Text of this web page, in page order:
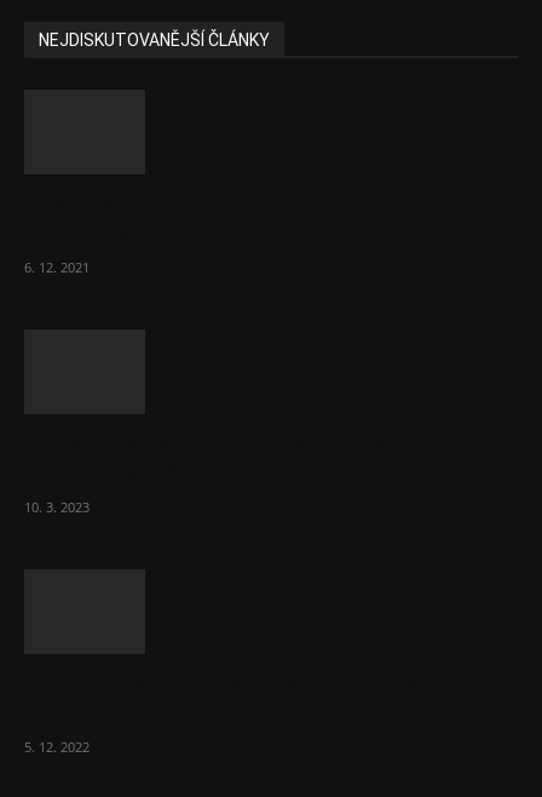
NEJDISKUTOVANĚJŠÍ ČLÁNKY
6. 12. 2021
10. 3. 2023
5. 12. 2022